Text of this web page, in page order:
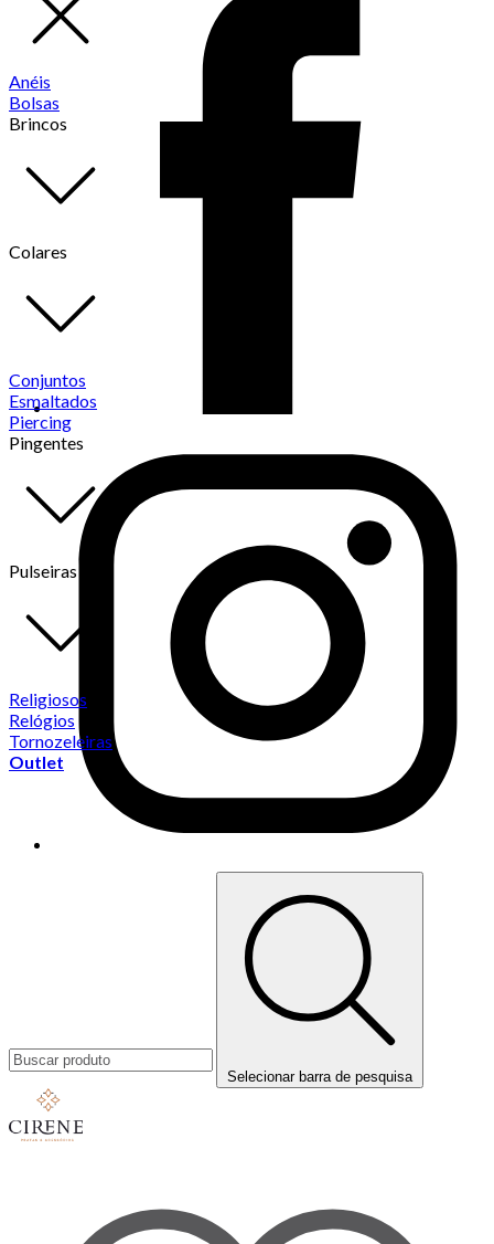
Anéis
Bolsas
Brincos
Colares
Conjuntos
Esmaltados
Piercing
Pingentes
Pulseiras
Religiosos
Relógios
Tornozeleiras
Outlet
Selecionar barra de pesquisa